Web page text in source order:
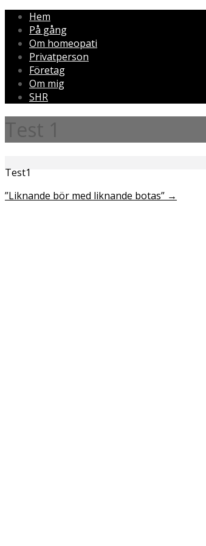
Hem
På gång
Om homeopati
Privatperson
Företag
Om mig
SHR
Test 1
Test1
”Liknande bör med liknande botas” →